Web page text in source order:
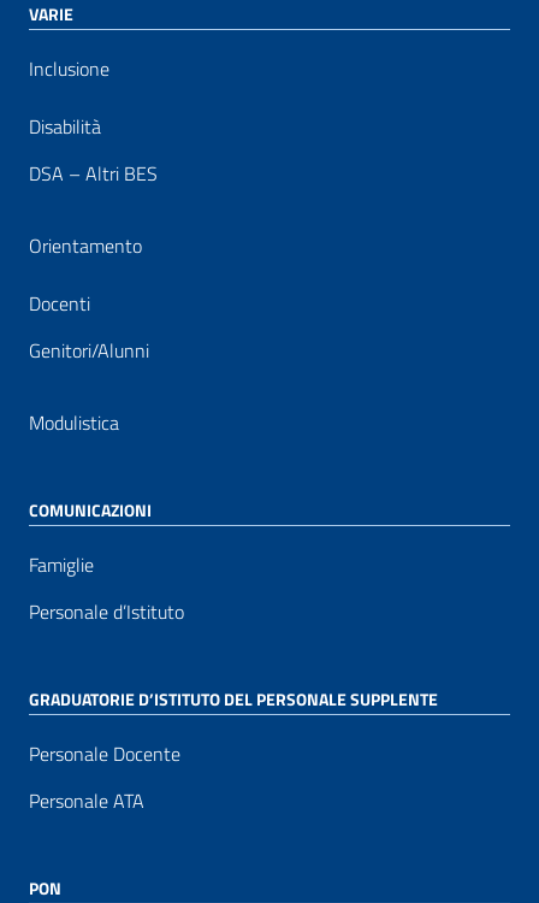
VARIE
Inclusione
Disabilità
DSA – Altri BES
Orientamento
Docenti
Genitori/Alunni
Modulistica
COMUNICAZIONI
Famiglie
Personale d’Istituto
GRADUATORIE D’ISTITUTO DEL PERSONALE SUPPLENTE
Personale Docente
Personale ATA
PON